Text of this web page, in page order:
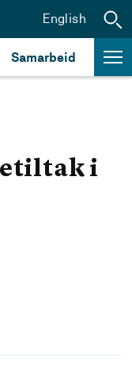
Samarbeid
English
i